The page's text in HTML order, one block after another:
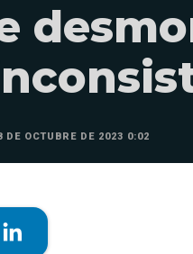
DE OCTUBRE DE 2023 0:02